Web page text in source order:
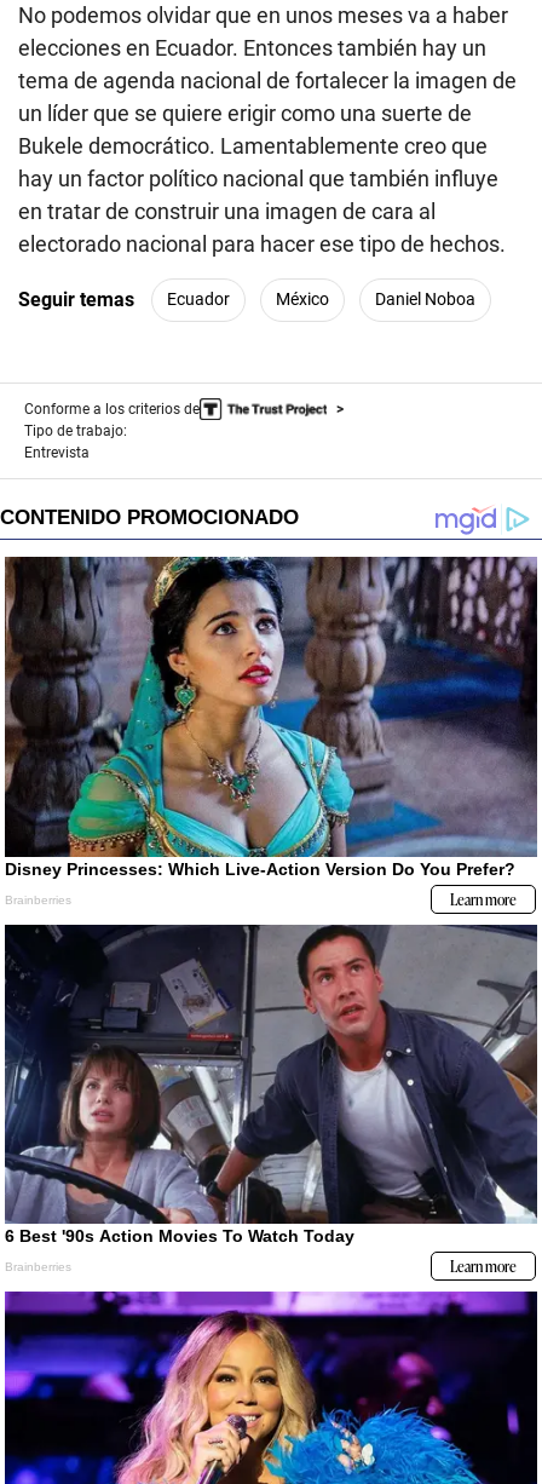
No podemos olvidar que en unos meses va a haber
elecciones en Ecuador. Entonces también hay un
tema de agenda nacional de fortalecer la imagen de
un líder que se quiere erigir como una suerte de
Bukele democrático. Lamentablemente creo que
hay un factor político nacional que también influye
en tratar de construir una imagen de cara al
electorado nacional para hacer ese tipo de hechos.
Seguir temas Ecuador México Daniel Noboa
Conforme a los criterios de
Tipo de trabajo:
Entrevista